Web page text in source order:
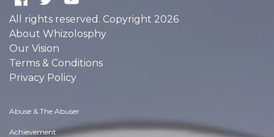
All rights reserved. Copyright 2026
About Whizolosphy
Our Vision
Terms & Conditions
Privacy Policy
Abuse & The Abuser
Achievement